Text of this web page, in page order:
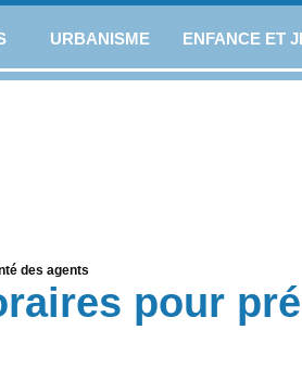
URBANISME ENFANCE ET
des agents
pour